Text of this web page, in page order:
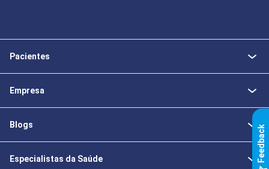
Pacientes
Empresa
Blogs
Especialistas da Saúde k